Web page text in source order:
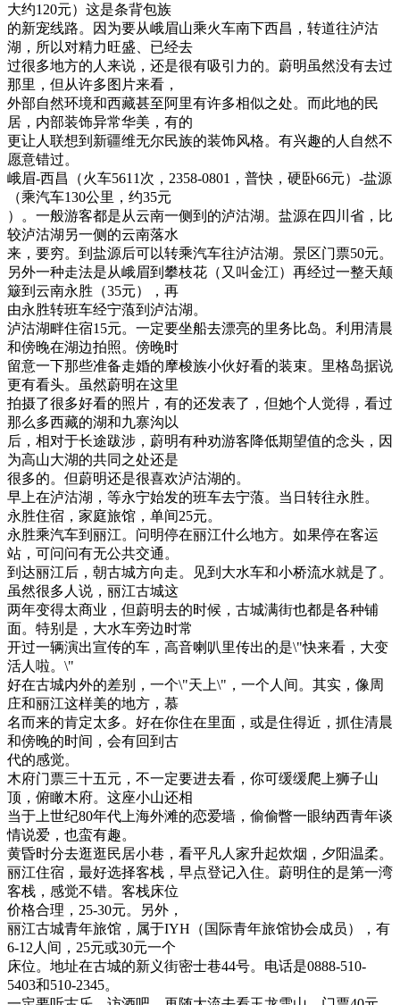
大约120元）这是条背包族
的新宠线路。因为要从峨眉山乘火车南下西昌，转道往泸沽
湖，所以对精力旺盛、已经去
过很多地方的人来说，还是很有吸引力的。蔚明虽然没有去过
那里，但从许多图片来看，
外部自然环境和西藏甚至阿里有许多相似之处。而此地的民
居，内部装饰异常华美，有的
更让人联想到新疆维无尔民族的装饰风格。有兴趣的人自然不
愿意错过。
峨眉-西昌（火车5611次，2358-0801，普快，硬卧66元）-盐源
（乘汽车130公里，约35元
）。一般游客都是从云南一侧到的泸沽湖。盐源在四川省，比
较泸沽湖另一侧的云南落水
来，要穷。到盐源后可以转乘汽车往泸沽湖。景区门票50元。
另外一种走法是从峨眉到攀枝花（又叫金江）再经过一整天颠
簸到云南永胜（35元），再
由永胜转班车经宁蒗到泸沽湖。
泸沽湖畔住宿15元。一定要坐船去漂亮的里务比岛。利用清晨
和傍晚在湖边拍照。傍晚时
留意一下那些准备走婚的摩梭族小伙好看的装束。里格岛据说
更有看头。虽然蔚明在这里
拍摄了很多好看的照片，有的还发表了，但她个人觉得，看过
那么多西藏的湖和九寨沟以
后，相对于长途跋涉，蔚明有种劝游客降低期望值的念头，因
为高山大湖的共同之处还是
很多的。但蔚明还是很喜欢泸沽湖的。
早上在泸沽湖，等永宁始发的班车去宁蒗。当日转往永胜。
永胜住宿，家庭旅馆，单间25元。
永胜乘汽车到丽江。问明停在丽江什么地方。如果停在客运
站，可问问有无公共交通。
到达丽江后，朝古城方向走。见到大水车和小桥流水就是了。
虽然很多人说，丽江古城这
两年变得太商业，但蔚明去的时候，古城满街也都是各种铺
面。特别是，大水车旁边时常
开过一辆演出宣传的车，高音喇叭里传出的是\"快来看，大变
活人啦。\"
好在古城内外的差别，一个\"天上\"，一个人间。其实，像周
庄和丽江这样美的地方，慕
名而来的肯定太多。好在你住在里面，或是住得近，抓住清晨
和傍晚的时间，会有回到古
代的感觉。
木府门票三十五元，不一定要进去看，你可缓缓爬上狮子山
顶，俯瞰木府。这座小山还相
当于上世纪80年代上海外滩的恋爱墙，偷偷瞥一眼纳西青年谈
情说爱，也蛮有趣。
黄昏时分去逛逛民居小巷，看平凡人家升起炊烟，夕阳温柔。
丽江住宿，最好选择客栈，早点登记入住。蔚明住的是第一湾
客栈，感觉不错。客栈床位
价格合理，25-30元。另外，
丽江古城青年旅馆，属于IYH（国际青年旅馆协会成员），有
6-12人间，25元或30元一个
床位。地址在古城的新义街密士巷44号。电话是0888-510-
5403和510-2345。